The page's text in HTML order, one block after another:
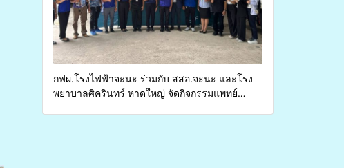
กฟผ.โรงไฟฟ้าจะนะ ร่วมกับ สสอ.จะนะ และโรง
พยาบาลศิครินทร์ หาดใหญ่ จัดกิจกรรมแพทย์